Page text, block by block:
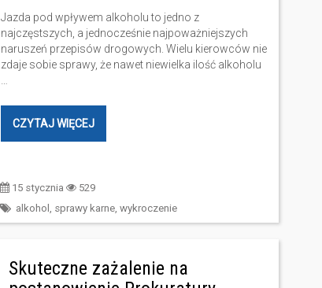
Jazda pod wpływem alkoholu to jedno z
najczęstszych, a jednocześnie najpoważniejszych
naruszeń przepisów drogowych. Wielu kierowców nie
zdaje sobie sprawy, że nawet niewielka ilość alkoholu
CZYTAJ WIĘCEJ
15 stycznia
529
alkohol , sprawy karne, wykroczenie
Skuteczne zażalenie na